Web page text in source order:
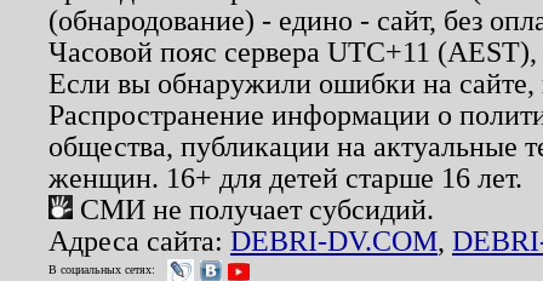
(обнародование) - едино - сайт, без
Часовой пояс сервера UTC+11
Если вы обнаружили ошибки на
Распространение информации о
общества, публикации на актуальные
женщин. 16+ для детей старше 16 лет.
СМИ не получает субсидий.
Адреса сайта: DEBRI-DV.COM,
В социальных сетях: